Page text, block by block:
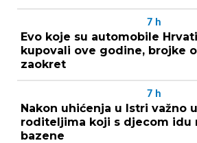
7 h
Evo koje su automobile
kupovali ove godine, brojke
zaokret
7 h
Nakon uhićenja u Istri važno
roditeljima koji s djecom idu
bazene